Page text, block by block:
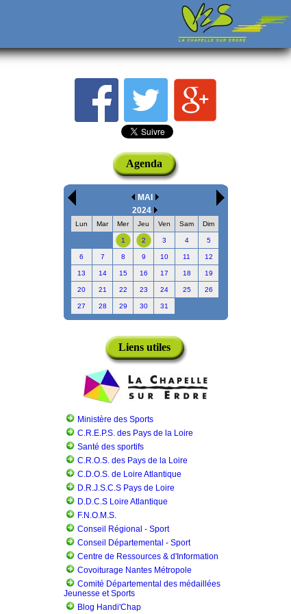
Agenda
MAI
2024
Lun Mar Mer Jeu Ven Sam Dim
1 2 3 4 5
6 7 8 9 10 11 12
13 14 15 16 17 18 19
20 21 22 23 24 25 26
27 28 29 30 31
Liens utiles
Ministère des Sports
C.R.E.P.S. des Pays de la Loire
Santé des sportifs
C.R.O.S. des Pays de la Loire
C.D.O.S. de Loire Atlantique
D.R.J.S.C.S Pays de Loire
D.D.C.S Loire Atlantique
F.N.O.M.S.
Conseil Régional - Sport
Conseil Départemental - Sport
Centre de Ressources & d'Information
Covoiturage Nantes Métropole
Comité Départemental des médaillées
Jeunesse et Sports
Blog Handi'Chap